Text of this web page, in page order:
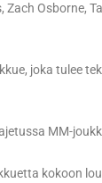
Zach Osborne,
joka tulee
MM-
kokoon